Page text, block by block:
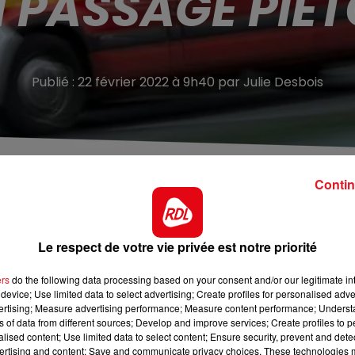
Publié : 22 février 2022 à 9h40 par Julie Desbois
de Lille.
fin d’après-midi à Longuenesse.
la zone commerciale d’Auchan. Selon un témoin cité
projetés à plusieurs mètres. La cycliste gravement
L’automobiliste, un homme en état de choc, sera
les circonstances exactes de l’accident.
Le respect de votre vie privée est notre priorité
do the following data processing based on your consent and/or our legitimate
Use limited data to select advertising; Create profiles for personalised
Measure advertising performance; Measure content performance;
of data from different sources; Develop and improve services; Create profiles to
content; Use limited data to select content; Ensure security, prevent and
and content; Save and communicate privacy choices. These technologies